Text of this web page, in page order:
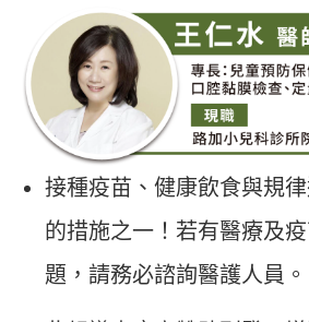
接種疫苗、健康飲食與規
的措施之一！若有醫療及
題，請務必諮詢醫護人員。